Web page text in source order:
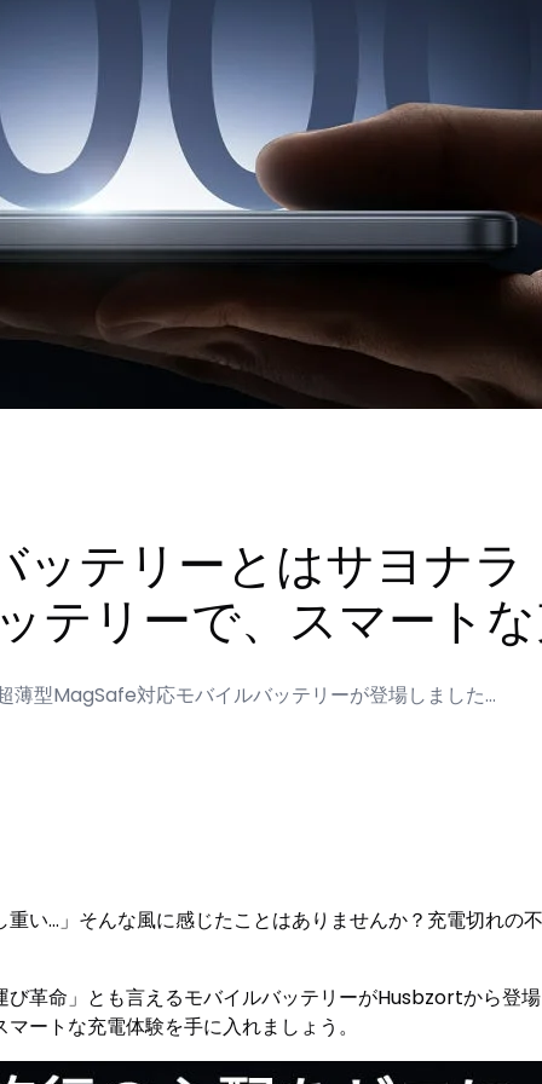
ッテリーとはサヨナ
テリーで、スマート
型MagSafe対応モバイルバッテリーが登場しました…
い…」そんな風に感じたことはありませんか？充電切れの
革命」とも言えるモバイルバッテリーがHusbzortから登
ートな充電体験を手に入れましょう。